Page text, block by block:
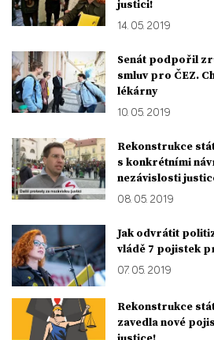
justici!
14. 05. 2019
Senát podpořil
smluv pro ČEZ.
lékárny
10. 05. 2019
Rekonstrukce
s konkrétními
nezávislosti
08. 05. 2019
Jak odvrátit
vládě 7 pojistek
07. 05. 2019
Rekonstrukce
zavedla nové